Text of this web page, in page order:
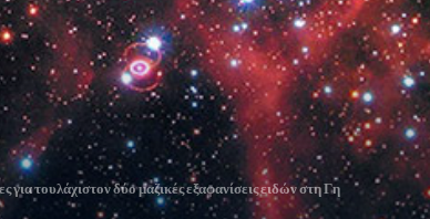
τουλάχιστον δύο μαζικές εξαφανίσεις ειδών στη Γη